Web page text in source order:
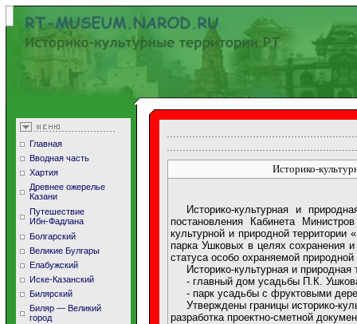
Главная
Вводная часть
Хартия
Древнее ожерелье
Казани
Путешествие
Ибн-Фадлана
Болгарский
Великие Булгары
Елабужский
Иске-Казанский
Билярский
Биляр — Великий
город
Историко-
Историко-культурная и
постановления Кабинета
культурной и природной
парка Ушковых в целях сохранения
статуса особо охраняемой
Историко-культурная и
- главный дом усадьбы П.К.
- парк усадьбы с фруктовыми
Утверждены границы историко-
разработка проектно-сметной